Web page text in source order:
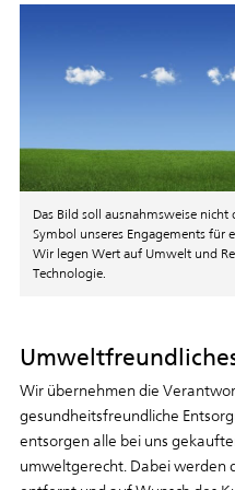
Das Bild soll ausnahmsweise
Symbol unseres Engagements für
Wir legen Wert auf Umwelt und
Technologie.
Wir übernehmen die
gesundheitsfreundliche
entsorgen alle bei uns
umweltgerecht. Dabei werden